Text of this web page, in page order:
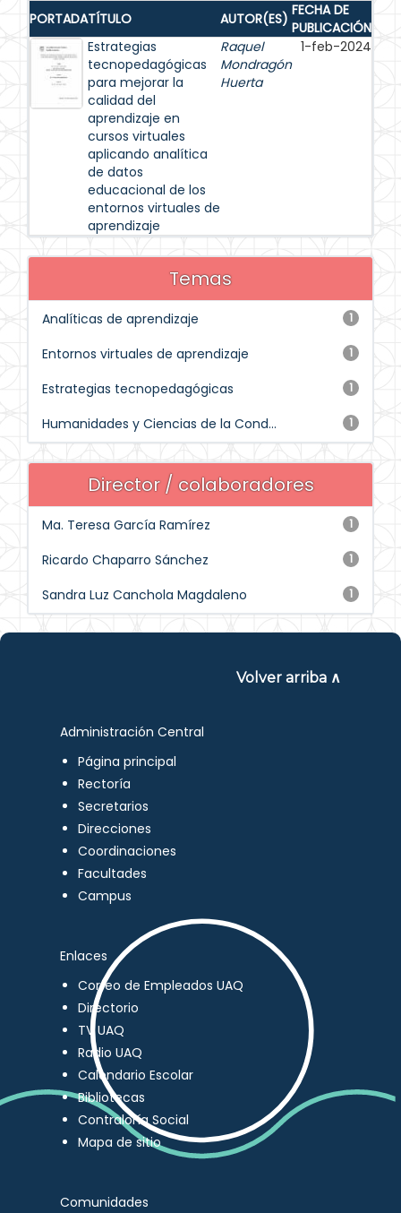
PORTADATÍTULO AUTOR(ES) FECHA DE
PUBLICACIÓN
Estrategias
tecnopedagógicas
para mejorar la
calidad del
aprendizaje en
cursos virtuales
aplicando analítica
de datos
educacional de los
entornos virtuales de
aprendizaje
Raquel
Mondragón
Huerta
1-feb-2024
Temas
1
Analíticas de aprendizaje
1
Entornos virtuales de aprendizaje
1
Estrategias tecnopedagógicas
1
Humanidades y Ciencias de la Cond...
Director / colaboradores
1
Ma. Teresa García Ramírez
1
Ricardo Chaparro Sánchez
1
Sandra Luz Canchola Magdaleno
Volver arriba ∧
Administración Central
Página principal
Rectoría
Secretarios
Direcciones
Coordinaciones
Facultades
Campus
Enlaces
Correo de Empleados UAQ
Directorio
TV UAQ
Radio UAQ
Calendario Escolar
Bibliotecas
Contraloría Social
Mapa de sitio
Comunidades